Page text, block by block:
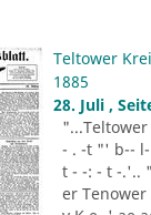
Teltower
1885
28. Juli ,
"...Teltower
- . -t "' b-- l-
t - -: - t -.'..
er